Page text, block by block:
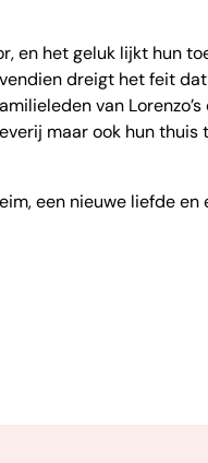
het geluk lijkt hun
dreigt het feit
van
maar ook hun
een nieuwe liefde